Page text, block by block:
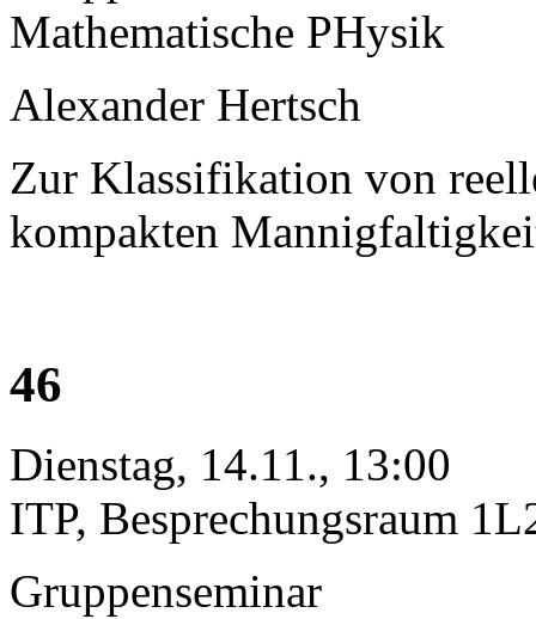
Mathematische PHysik
Alexander Hertsch
Zur Klassifikation von
kompakten
46
Dienstag, 14.11., 13:00
ITP, Besprechungsraum
Gruppenseminar